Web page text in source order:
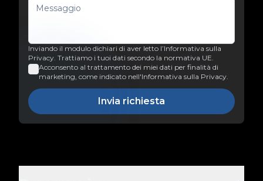
Inviando il modulo dichiari di aver letto l’Informativa sulla
Privacy. Trattiamo i tuoi dati secondo la normativa UE.
Acconsento al trattamento dei miei dati per finalità di
marketing, come indicato nell'Informativa sulla Privacy.
Invia richiesta